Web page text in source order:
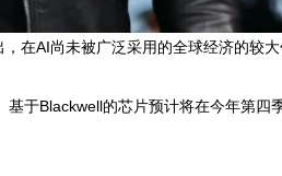
在AI尚未被广泛采用的全球经济的较
于Blackwell的芯片预计将在今年第四